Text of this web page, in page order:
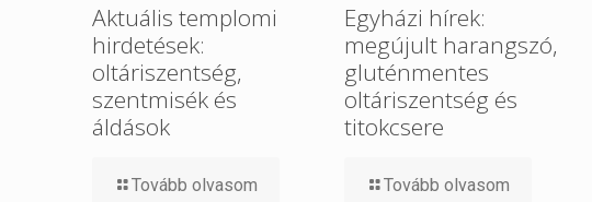
Aktuális templomi
hirdetések:
oltáriszentség,
szentmisék és
áldások
Tovább olvasom
Egyházi hírek:
megújult harangszó,
gluténmentes
oltáriszentség és
titokcsere
Tovább olvasom